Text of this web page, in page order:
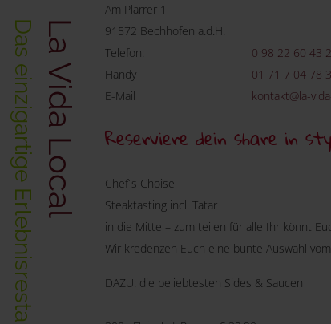
La Vida Local
Am Plärrer 1
91572 Bechhofen a.d.H.
Telefon:
0 98 22 60 43
Handy
01 71 7 04 78
E-Mail
kontakt@la-
Reserviere dein share in
Chef´s Choise
Steaktasting incl. Tatar
in die Mitte – zum teilen für alle Ihr könnt
Wir kredenzen Euch eine bunte Auswahl vom
DAZU: die beliebtesten Sides & Saucen